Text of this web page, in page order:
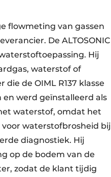
flowmeting van gassen
De ALTOSONIC
Hij
waterstof of
de OIML R137 klasse
en werd geïnstalleerd als
waterstof, omdat het
waterstofbrosheid bij
diagnostiek. Hij
op de bodem van de
zodat de klant tijdig